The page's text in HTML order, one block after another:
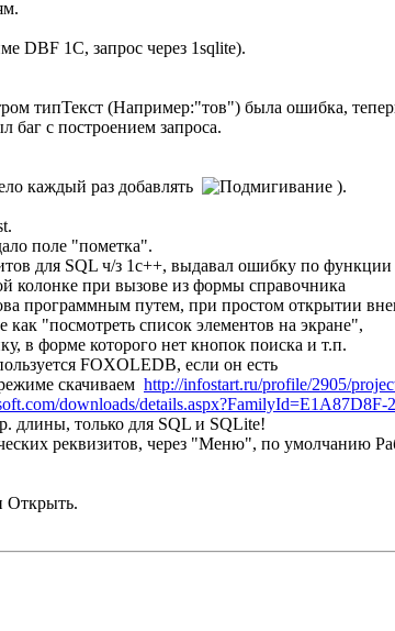
DBF 1С, запрос через 1sqlite).
типТекст (Например:"тов") была ошибка,
с построением запроса.
каждый раз добавлять
).
поле "пометка".
для SQL ч/з 1c++, выдавал ошибку по функции
колонке при вызове из формы справочника
программным путем, при простом открытии
"посмотреть список элементов на экране",
в форме которого нет кнопок поиска и т.п.
FOXOLEDB, если он есть
скачиваем http://infostart.ru/profile/2905/
downloads/
длины, только для SQL и SQLite!
реквизитов, через "Меню", по умолчанию
Открыть.